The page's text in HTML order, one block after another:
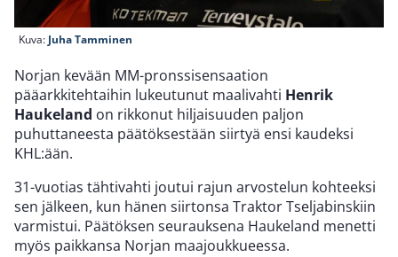
Kuva: Juha Tamminen
Norjan kevään MM-pronssisensaation
pääarkkitehtaihin lukeutunut maalivahti Henrik
Haukeland on rikkonut hiljaisuuden paljon
puhuttaneesta päätöksestään siirtyä ensi kaudeksi
KHL:ään.
31-vuotias tähtivahti joutui rajun arvostelun kohteeksi
sen jälkeen, kun hänen siirtonsa Traktor Tseljabinskiin
varmistui. Päätöksen seurauksena Haukeland menetti
myös paikkansa Norjan maajoukkueessa.